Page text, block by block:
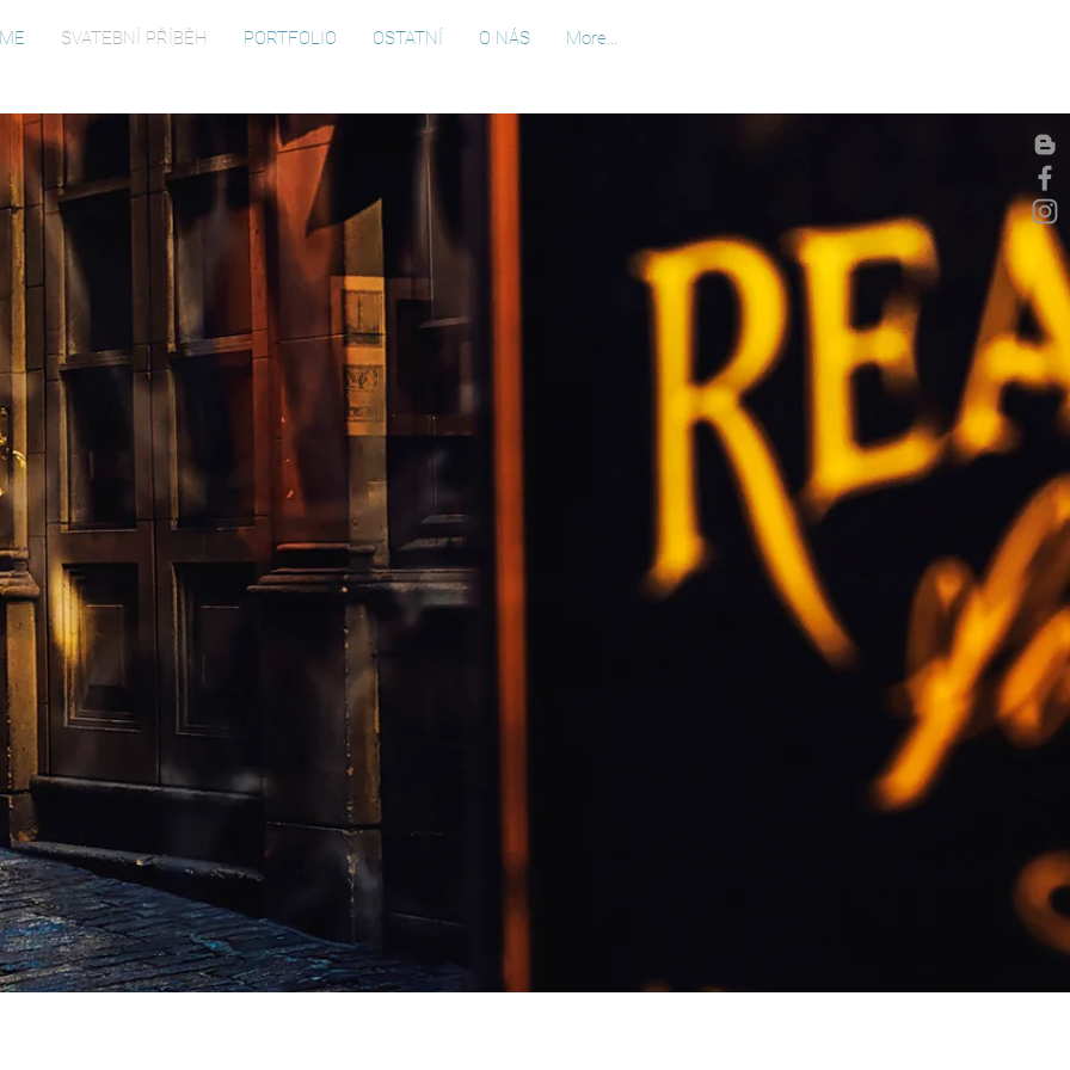
SVATEBNÍ PŘÍBĚH PORTFOLIO OSTATNÍ O NÁS More...